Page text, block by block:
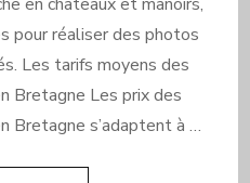
pour réaliser des photos
Les tarifs moyens des
Bretagne Les prix des
Bretagne s’adaptent à …